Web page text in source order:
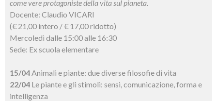
come vere protagoniste della vita sul pianeta.
Docente: Claudio VICARI
(€ 21,00 intero / € 17,00 ridotto)
Mercoledì dalle 15:00 alle 16:30
Sede: Ex scuola elementare
15/04Animali e piante: due diverse filosofie di vita
22/04 Le piante e gli stimoli: sensi, comunicazione, forma e
intelligenza